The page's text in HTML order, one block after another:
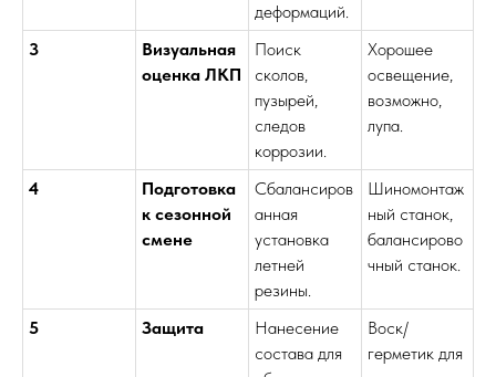
деформаций.
3
Визуальная
оценка ЛКП
Поиск
сколов,
пузырей,
следов
коррозии.
Хорошее
освещение,
возможно,
лупа.
4
Подготовка
к сезонной
смене
Сбалансиров
анная
установка
летней
резины.
Шиномонтаж
ный станок,
балансирово
чный станок.
5 Защита
Нанесение
состава для
Воск/
герметик для